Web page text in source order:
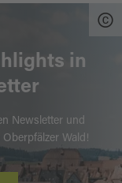
in
Newsletter und
Wald!